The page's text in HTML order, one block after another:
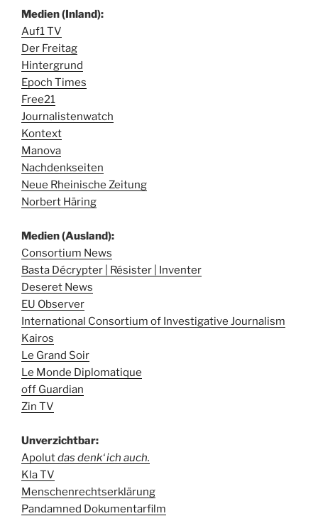
Medien (Inland):
Auf1 TV
Der Freitag
Hintergrund
Epoch Times
Free21
Journalistenwatch
Kontext
Manova
Nachdenkseiten
Neue Rheinische Zeitung
Norbert Häring
Medien (Ausland):
Consortium News
Basta Décrypter | Résister | Inventer
Deseret News
EU Observer
International Consortium of Investigative Journalism
Kairos
Le Grand Soir
Le Monde Diplomatique
off Guardian
Zin TV
Unverzichtbar:
Apolutdas denk‘ ich auch.
Kla TV
Menschenrechtserklärung
Pandamned Dokumentarfilm